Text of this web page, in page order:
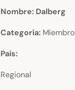
Región Plateada
Innature Lab
Nombre: Dalberg
Categoría:Miembro
País:
Regional